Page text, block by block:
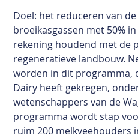
Doel: het reduceren van
broeikasgassen met 50%
rekening houdend met de
regeneratieve landbouw.
worden in dit programma,
Dairy heeft gekregen,
wetenschappers van de
programma wordt stap
ruim 200 melkveehouders